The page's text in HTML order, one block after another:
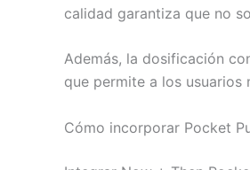
calidad garantiza que no
Además, la dosificación
que permite a los
Cómo incorporar Pocket